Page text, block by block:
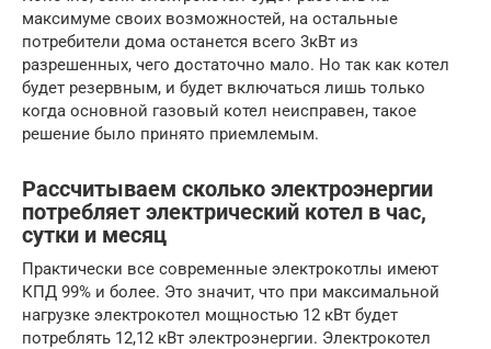
максимуме своих возможностей, на остальные
потребители дома останется всего 3кВт из
разрешенных, чего достаточно мало. Но так как котел
будет резервным, и будет включаться лишь только
когда основной газовый котел неисправен, такое
решение было принято приемлемым.
Рассчитываем сколько электроэнергии
потребляет электрический котел в час,
сутки и месяц
Практически все современные электрокотлы имеют
КПД 99% и более. Это значит, что при максимальной
нагрузке электрокотел мощностью 12 кВт будет
потреблять 12,12 кВт электроэнергии. Электрокотел